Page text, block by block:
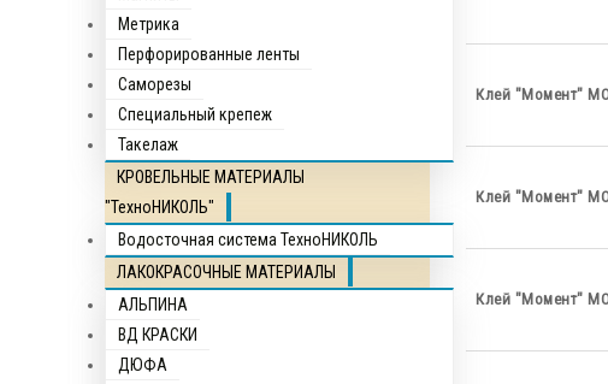
Клей "Момент"
Клей "Момент"
Клей "Момент"
Метрика
Перфорированные ленты
Саморезы
Специальный крепеж
Такелаж
КРОВЕЛЬНЫЕ МАТЕРИАЛЫ
"ТехноНИКОЛЬ"
Водосточная система ТехноНИКОЛЬ
ЛАКОКРАСОЧНЫЕ МАТЕРИАЛЫ
АЛЬПИНА
ВД КРАСКИ
ДЮФА